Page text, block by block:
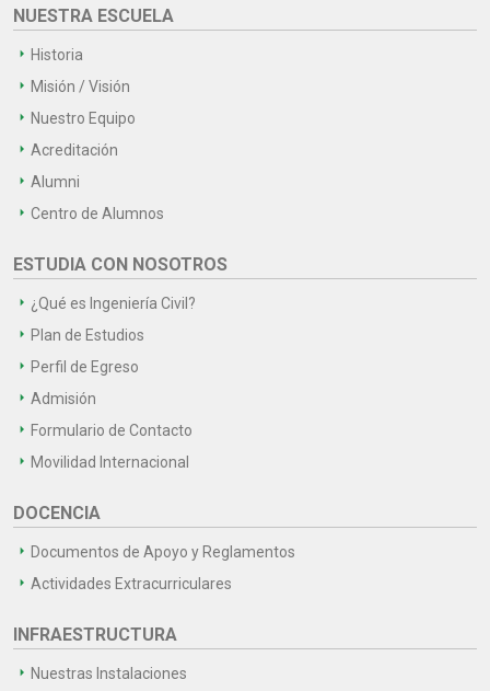
NUESTRA ESCUELA
Historia
Misión / Visión
Nuestro Equipo
Acreditación
Alumni
Centro de Alumnos
ESTUDIA CON NOSOTROS
¿Qué es Ingeniería Civil?
Plan de Estudios
Perfil de Egreso
Admisión
Formulario de Contacto
Movilidad Internacional
DOCENCIA
Documentos de Apoyo y Reglamentos
Actividades Extracurriculares
INFRAESTRUCTURA
Nuestras Instalaciones